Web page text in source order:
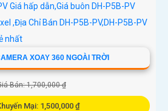
dây, tiện lợi trong lắp đặt và sử
XOAY 360 NGOÀI TRỜI
Bán: 1,700,000 ₫
Mại: 1,500,000 ₫